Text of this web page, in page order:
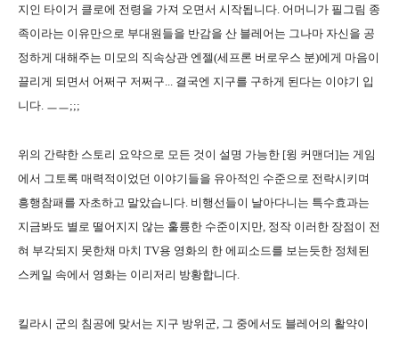
지인 타이거 클로에 전령을 가져 오면서 시작됩니다. 어머니가 필그림 종
족이라는 이유만으로 부대원들을 반감을 산 블레어는 그나마 자신을 공
정하게 대해주는 미모의 직속상관 엔젤(세프론 버로우스 분)에게 마음이
끌리게 되면서 어쩌구 저쩌구... 결국엔 지구를 구하게 된다는 이야기 입
니다. ㅡㅡ;;;
위의 간략한 스토리 요약으로 모든 것이 설명 가능한 [윙 커맨더]는 게임
에서 그토록 매력적이었던 이야기들을 유아적인 수준으로 전락시키며
흥행참패를 자초하고 말았습니다. 비행선들이 날아다니는 특수효과는
지금봐도 별로 떨어지지 않는 훌륭한 수준이지만, 정작 이러한 장점이 전
혀 부각되지 못한채 마치 TV용 영화의 한 에피소드를 보는듯한 정체된
스케일 속에서 영화는 이리저리 방황합니다.
킬라시 군의 침공에 맞서는 지구 방위군, 그 중에서도 블레어의 활약이